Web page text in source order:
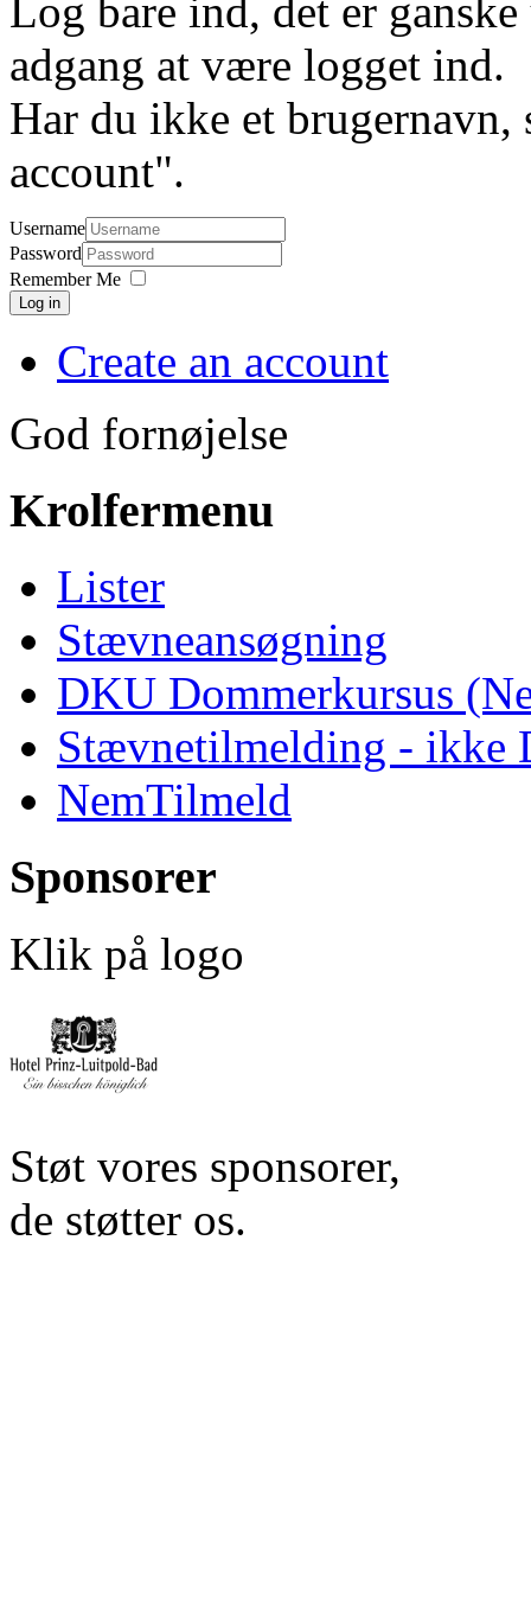
Log bare ind, det er
adgang at være logget ind.
Har du ikke et brugernavn,
account".
Username
Password
Remember Me
Log in
Create an account
God fornøjelse
Krolfermenu
Lister
Stævneansøgning
DKU Dommerkursus
Stævnetilmelding - ikke
NemTilmeld
Sponsorer
Klik på logo
Støt vores sponsorer,
de støtter os.